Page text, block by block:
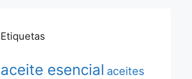
Etiquetas
aceite esencial aceites